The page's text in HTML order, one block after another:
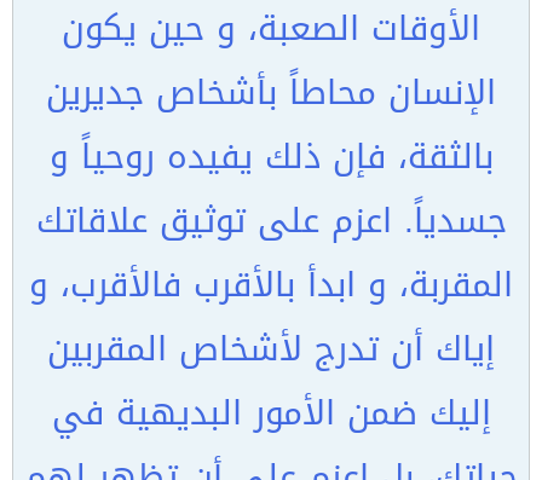
الأوقات الصعبة، و حين يكون
الإنسان محاطاً بأشخاص جديرين
بالثقة، فإن ذلك يفيده روحياً و
جسدياً. اعزم على توثيق علاقاتك
المقربة، و ابدأ بالأقرب فالأقرب، و
إياك أن تدرج لأشخاص المقربين
إليك ضمن الأمور البديهية في